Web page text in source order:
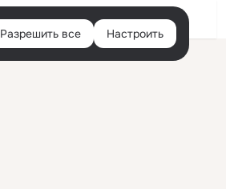
Войти
Разрешить все Настроить